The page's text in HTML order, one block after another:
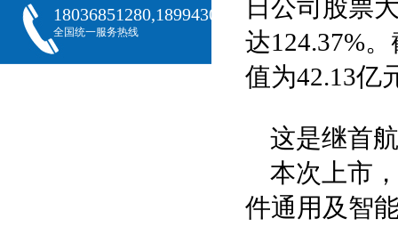
18036851280,18994301288,18068407382
全国统一服务热线
日公司股票
达124.37%
值为42.13亿
这是继首
本次上市
件通用及智